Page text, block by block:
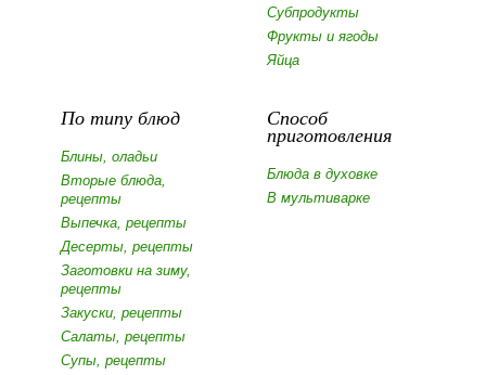
Субпродукты
Фрукты и ягоды
Яйца
По типу блюд
Блины, оладьи
Вторые блюда,
рецепты
Выпечка, рецепты
Десерты, рецепты
Заготовки на зиму,
рецепты
Закуски, рецепты
Салаты, рецепты
Супы, рецепты
Способ
приготовления
Блюда в духовке
В мультиварке